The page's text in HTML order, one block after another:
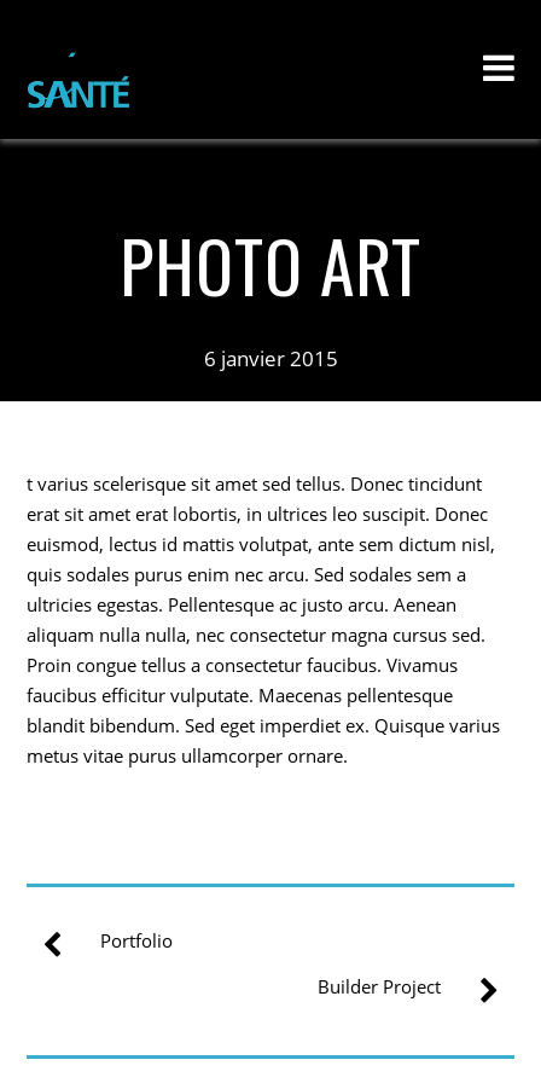
PHOTO ART
6 janvier 2015
t varius scelerisque sit amet sed tellus. Donec tincidunt
erat sit amet erat lobortis, in ultrices leo suscipit. Donec
euismod, lectus id mattis volutpat, ante sem dictum nisl,
quis sodales purus enim nec arcu. Sed sodales sem a
ultricies egestas. Pellentesque ac justo arcu. Aenean
aliquam nulla nulla, nec consectetur magna cursus sed.
Proin congue tellus a consectetur faucibus. Vivamus
faucibus efficitur vulputate. Maecenas pellentesque
blandit bibendum. Sed eget imperdiet ex. Quisque varius
metus vitae purus ullamcorper ornare.
Portfolio
Builder Project